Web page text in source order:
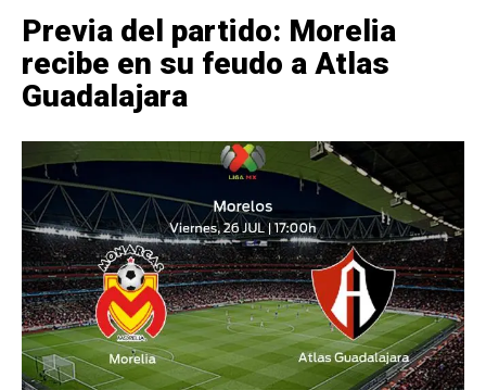
Previa del partido: Morelia
recibe en su feudo a Atlas
Guadalajara